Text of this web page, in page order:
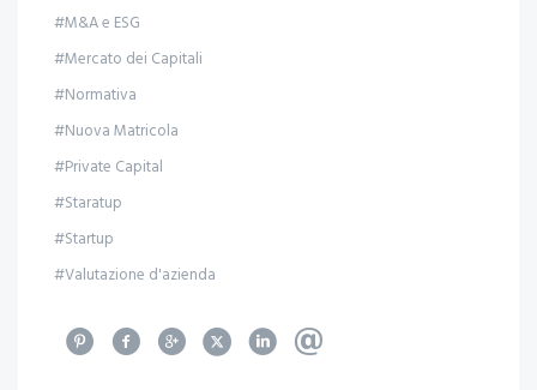
#M&A e ESG
#Mercato dei Capitali
#Normativa
#Nuova Matricola
#Private Capital
#Staratup
#Startup
#Valutazione d'azienda